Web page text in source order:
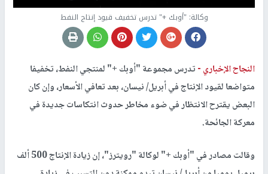
وكالة: "أوبك +" تدرس تخفيف قيود إنتاج النفط
النجاح الإخباري -تدرس مجموعة "أوبك +" لمنتجي النفط، تخفيفا
متواضعا لقيود الإنتاج في أبريل/ نيسان، بعد تعافي الأسعار، وإن كان
البعض يقترح الانتظار في ضوء مخاطر حدوث انتكاسات جديدة في
معركة الجائحة.
وقالت مصادر في "أوبك +" لوكالة "رويترز"، إن زيادة الإنتاج 500 ألف